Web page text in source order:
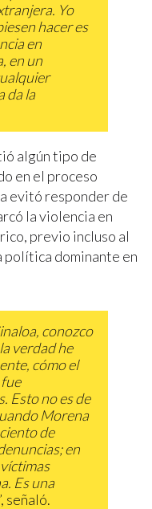
Yo
hacer es
en
en un
da la
algún tipo de
en el proceso
evitó responder de
la violencia en
previo incluso al
política dominante en
conozco
verdad he
cómo el
Esto no es de
Morena
de
en
Es una
señaló.